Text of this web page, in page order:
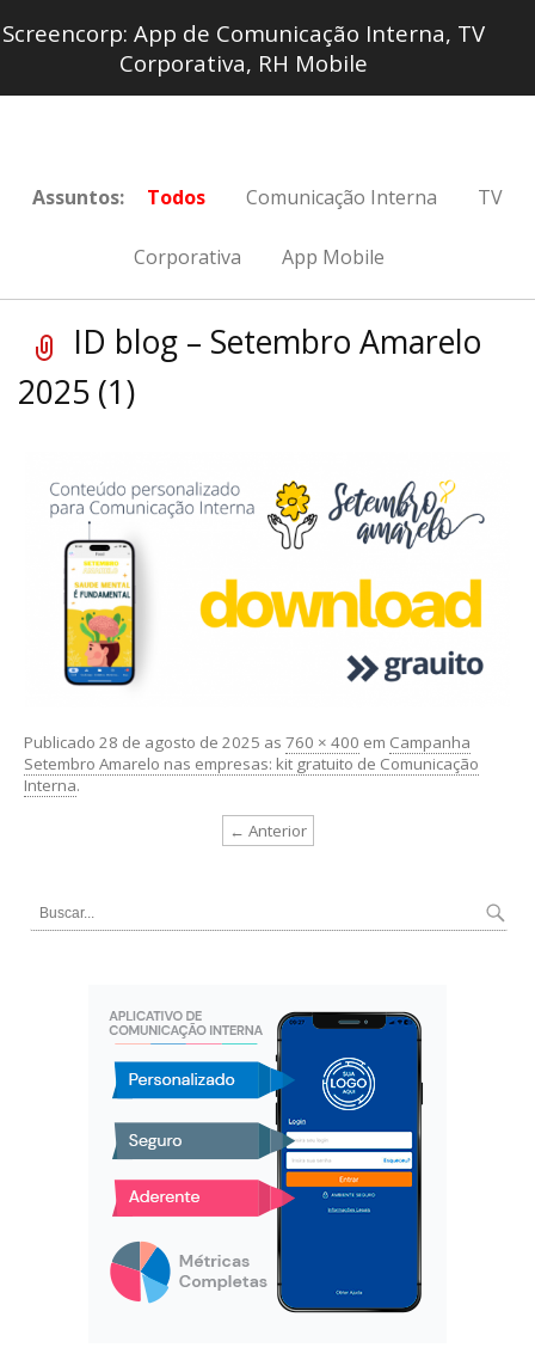
Screencorp: App de Comunicação Interna, TV
Corporativa, RH Mobile
Assuntos: Todos Comunicação Interna TV
Corporativa App Mobile
ID blog – Setembro Amarelo
2025 (1)
Publicado 28 de agosto de 2025 as 760 × 400 em Campanha
Setembro Amarelo nas empresas: kit gratuito de Comunicação
Interna.
← Anterior